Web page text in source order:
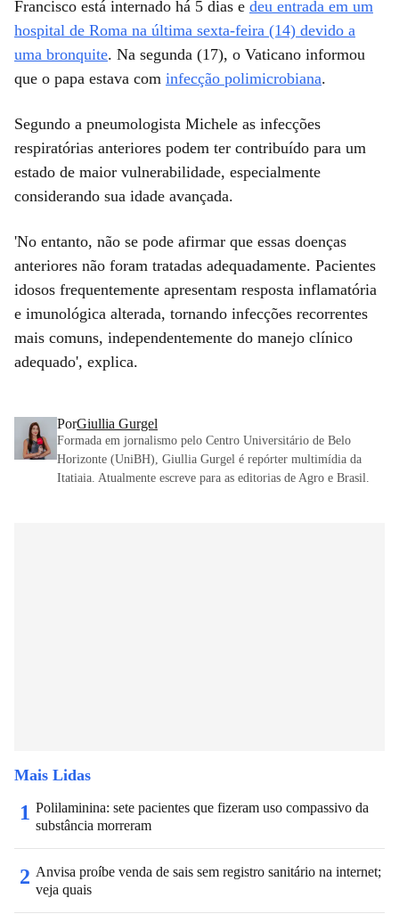
Francisco está internado há 5 dias e deu entrada em um
hospital de Roma na última sexta-feira (14) devido a
uma bronquite. Na segunda (17), o Vaticano informou
que o papa estava com infecção polimicrobiana.
Segundo a pneumologista Michele as infecções
respiratórias anteriores podem ter contribuído para um
estado de maior vulnerabilidade, especialmente
considerando sua idade avançada.
'No entanto, não se pode afirmar que essas doenças
anteriores não foram tratadas adequadamente. Pacientes
idosos frequentemente apresentam resposta inflamatória
e imunológica alterada, tornando infecções recorrentes
mais comuns, independentemente do manejo clínico
adequado', explica.
PorGiullia Gurgel
Formada em jornalismo pelo Centro Universitário de Belo
Horizonte (UniBH), Giullia Gurgel é repórter multimídia da
Itatiaia. Atualmente escreve para as editorias de Agro e Brasil.
Mais Lidas
1 Polilaminina: sete pacientes que fizeram uso compassivo da
substância morreram
2 Anvisa proíbe venda de sais sem registro sanitário na internet;
veja quais